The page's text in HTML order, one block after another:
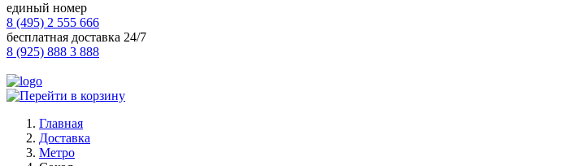
единый номер
8 (495) 2 555 666
бесплатная доставка 24/7
8 (925) 888 3 888
Главная
Доставка
Метро